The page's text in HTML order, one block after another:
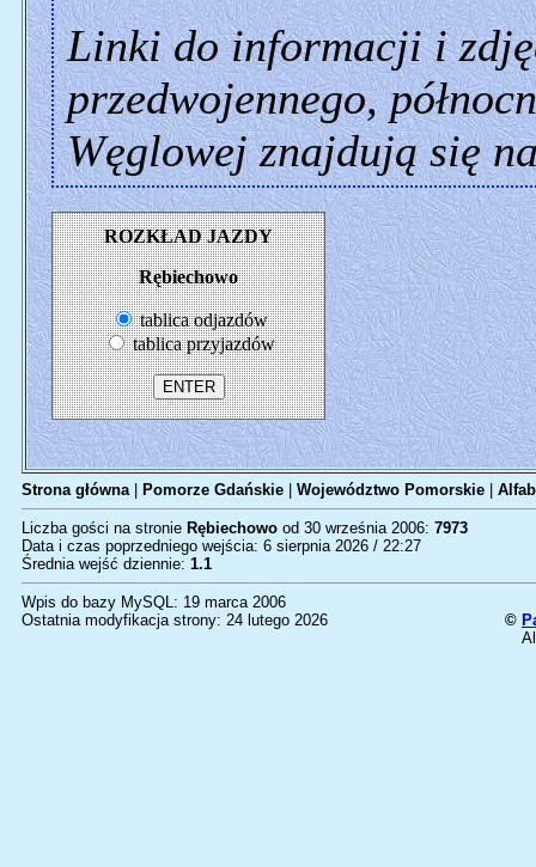
Linki do informacji i
przedwojennego,
Węglowej znajdują się
ROZKŁAD JAZDY
Rębiechowo
tablica odjazdów
tablica przyjazdów
Strona główna| Pomorze Gdańskie Województwo Pomorskie
Liczba gości na stronie Rębiechowo od 30 września 2006: 7973
Data i czas poprzedniego wejścia: 6 sierpnia 2026 / 22:27
Średnia wejść dziennie: 1.1
Wpis do bazy MySQL: 19 marca 2006
Ostatnia modyfikacja strony: 24 lutego 2026
©